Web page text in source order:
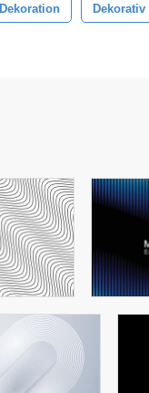
Dekoration Dekorativ